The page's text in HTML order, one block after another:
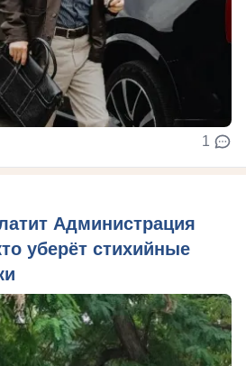
1
Администрация
уберёт стихийные